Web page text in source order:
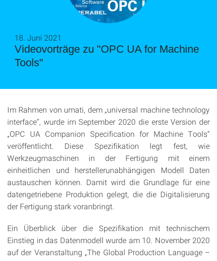
Videovorträge zu "OPC UA for Machine
Tools"
18. Juni 2021
Im Rahmen von umati, dem „universal machine technology
interface“, wurde im September 2020 die erste Version der
„OPC UA Companion Specification for Machine Tools“
veröffentlicht. Diese Spezifikation legt fest, wie
Werkzeugmaschinen in der Fertigung mit einem
einheitlichen und herstellerunabhängigen Modell Daten
austauschen können. Damit wird die Grundlage für eine
datengetriebene Produktion gelegt, die die Digitalisierung
der Fertigung stark voranbringt.
Ein Überblick über die Spezifikation mit technischem
Einstieg in das Datenmodell wurde am 10. November 2020
auf der Veranstaltung „The Global Production Language –